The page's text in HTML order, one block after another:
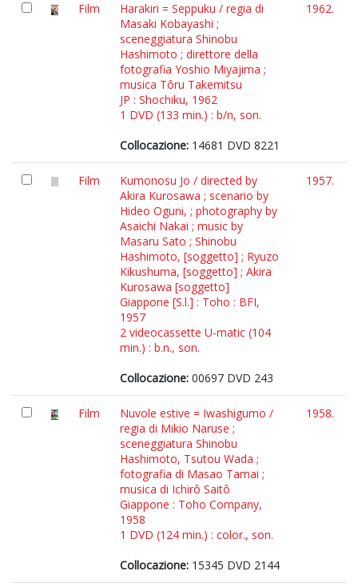
Film
Harakiri = Seppuku / regia di
Masaki Kobayashi ;
sceneggiatura Shinobu
Hashimoto ; direttore della
fotografia Yoshio Miyajima ;
musica Tôru Takemitsu
JP : Shochiku, 1962
1 DVD (133 min.) : b/n, son.
Collocazione: 14681 DVD 8221
1962.
Film
Kumonosu Jo / directed by
Akira Kurosawa ; scenario by
Hideo Oguni, ; photography by
Asaichi Nakai ; music by
Masaru Sato ; Shinobu
Hashimoto, [soggetto] ; Ryuzo
Kikushuma, [soggetto] ; Akira
Kurosawa [soggetto]
Giappone [S.l.] : Toho : BFI,
1957
2 videocassette U-matic (104
min.) : b.n., son.
Collocazione: 00697 DVD 243
1957.
Film
Nuvole estive = Iwashigumo /
regia di Mikio Naruse ;
sceneggiatura Shinobu
Hashimoto, Tsutou Wada ;
fotografia di Masao Tamai ;
musica di Ichirô Saitô
Giappone : Toho Company,
1958
1 DVD (124 min.) : color., son.
Collocazione: 15345 DVD 2144
1958.